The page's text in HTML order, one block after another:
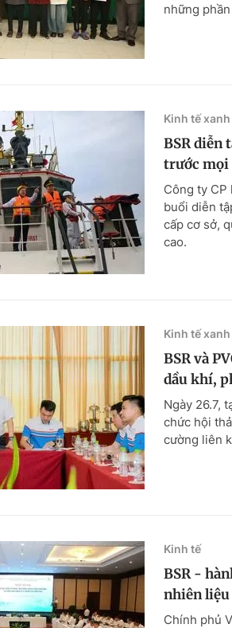
những
Kinh tế xanh
BSR diễn
trước mọi
Công ty CP
buổi diễn
cấp cơ sở,
cao.
Kinh tế xanh
BSR và
dầu khí,
Ngày 26.7,
chức hội
cường liên
Kinh tế
BSR -
nhiên
Chính phủ